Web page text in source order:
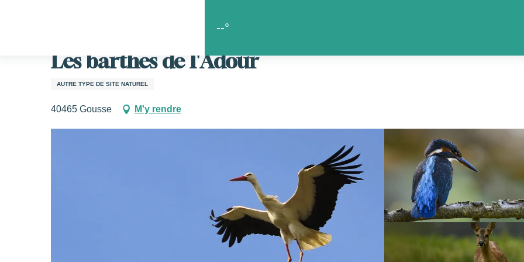
--°
Les barthes de l'Adour
AUTRE TYPE DE SITE NATUREL
40465 Gousse M'y rendre